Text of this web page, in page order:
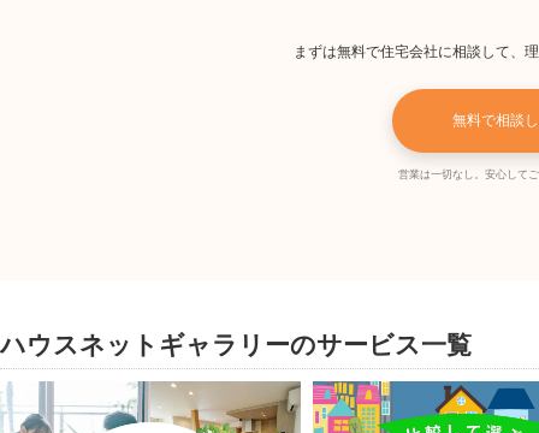
まずは無料で住宅会社に相談して、
無料で相談
営業は一切なし。安心して
ハウスネットギャラリーのサービス一覧